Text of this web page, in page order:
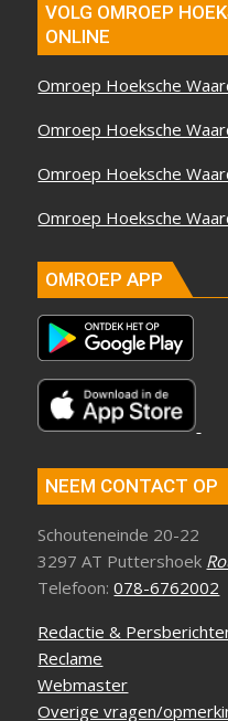
VOLG OMROEP
ONLINE
Omroep Hoeksche
Omroep Hoeksche
Omroep Hoeksche
Omroep Hoeksche
OMROEP APP
NEEM CONTACT OP
Schouteneinde 20-22
3297 AT Puttershoek
Telefoon:078-6762002
Redactie &
Reclame
Webmaster
Overige vragen/